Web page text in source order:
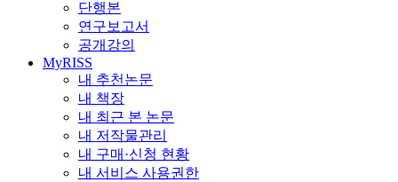
단행본
연구보고서
공개강의
MyRISS
내 추천논문
내 책장
내 최근 본 논문
내 저작물관리
내 구매·신청 현황
내 서비스 사용권한